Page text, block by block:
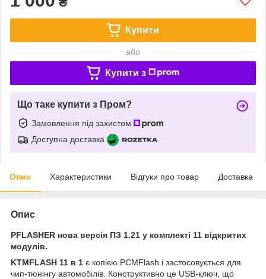
Купити
або
Купити з
Що таке купити з Пром?
Замовлення під захистом
Доступна доставка
Опис Характеристики Відгуки про товар Доставка
Опис
PFLASHER нова версія ПЗ 1.21 у комплекті 11 відкритих
модулів.
KTMFLASH 11 в 1 є копією PCMFlash і застосовується для
чип-тюнінгу автомобілів. Конструктивно це USB-ключ, що